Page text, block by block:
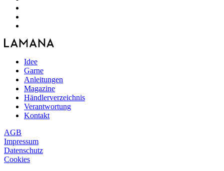
Idee
Garne
Anleitungen
Magazine
Händlerverzeichnis
Verantwortung
Kontakt
AGB
Impressum
Datenschutz
Cookies